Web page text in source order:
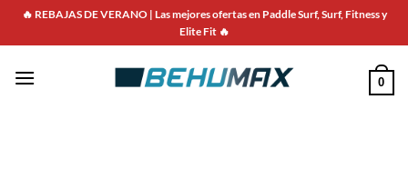
🔥 REBAJAS DE VERANO | Las mejores ofertas en Paddle Surf, Surf, Fitness y
Elite Fit 🔥
0